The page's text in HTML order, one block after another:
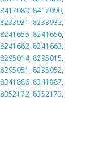
8417089, 8417090,
8233931 , 8233932,
8241655, 8241656,
8241662, 8241663,
8295014, 8295015,
8295051 , 8295052,
8341886, 8341887,
8352172, 8352173,